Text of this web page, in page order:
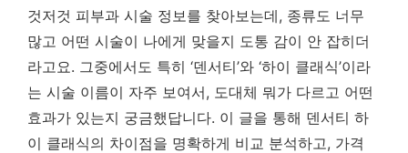
것저것 피부과 시술 정보를 찾아보는데, 종류도 너무
많고 어떤 시술이 나에게 맞을지 도통 감이 안 잡히더
라고요. 그중에서도 특히 ‘덴서티’와 ‘하이 클래식’이라
는 시술 이름이 자주 보여서, 도대체 뭐가 다르고 어떤
효과가 있는지 궁금했답니다. 이 글을 통해 덴서티 하
이 클래식의 차이점을 명확하게 비교 분석하고, 가격